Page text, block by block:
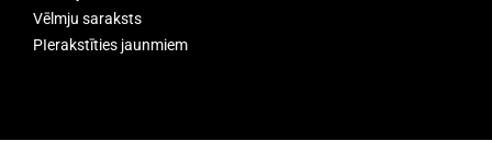
Vēlmju saraksts
PIerakstīties jaunmiem